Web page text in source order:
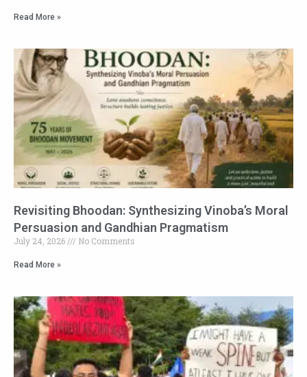
Read More »
Revisiting Bhoodan: Synthesizing Vinoba’s Moral
Persuasion and Gandhian Pragmatism
July 24, 2026 No Comments
Read More »